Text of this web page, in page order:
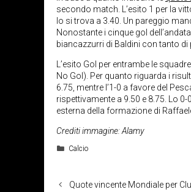
secondo match. L’esito 1 per la
lo si trova a 3.40. Un pareggio
Nonostante i cinque gol
biancazzurri di Baldini con tanto
L’esito Gol per entrambe le
No Gol). Per quanto riguarda i
6.75, mentre l’1-0 a favore del
rispettivamente a 9.50 e 8.75. Lo
esterna della formazione di
Crediti immagine: Alamy
Categorie
Calcio
Quote vincente Mondiale per